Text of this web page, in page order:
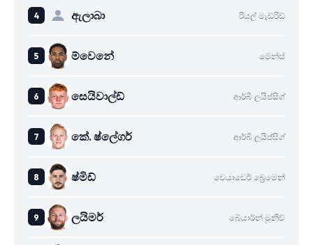
ඇලාබා රියල් මැඩ්රිඩ්
ම්වෙනේ මේන්ස්
සෙයිවාල්ඩ් ආර්බී ලයිප්සිග්
කේ. ෂ්ලේගර් ආර්බී ලයිප්සිග්
ෂ්මිඩ් වෙයාඩෙර් බ්‍රෙමෙන්
ලයිමර් බේයාර්න් මූනිච්